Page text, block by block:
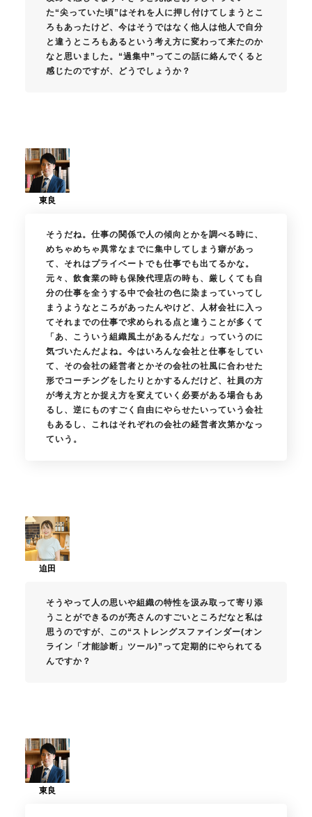
た“尖っていた頃”はそれを人に押し付けてしまうとこ
ろもあったけど、今はそうではなく他人は他人で自分
と違うところもあるという考え方に変わって来たのか
なと思いました。“過集中”ってこの話に絡んでくると
感じたのですが、どうでしょうか？
そうだね。仕事の関係で人の傾向とかを調べる時に、
めちゃめちゃ異常なまでに集中してしまう癖があっ
て、それはプライベートでも仕事でも出てるかな。
元々、飲食業の時も保険代理店の時も、厳しくても自
分の仕事を全うする中で会社の色に染まっていってし
まうようなところがあったんやけど、人材会社に入っ
てそれまでの仕事で求められる点と違うことが多くて
「あ、こういう組織風土があるんだな」っていうのに
気づいたんだよね。今はいろんな会社と仕事をしてい
て、その会社の経営者とかその会社の社風に合わせた
形でコーチングをしたりとかするんだけど、社員の方
が考え方とか捉え方を変えていく必要がある場合もあ
るし、逆にものすごく自由にやらせたいっていう会社
もあるし、これはそれぞれの会社の経営者次第かなっ
ていう。
そうやって人の思いや組織の特性を汲み取って寄り添
うことができるのが亮さんのすごいところだなと私は
思うのですが、この“ストレングスファインダー(オン
ライン「才能診断」ツール)”って定期的にやられてる
んですか？